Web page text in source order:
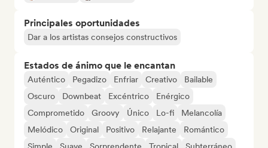
Principales oportunidades
Dar a los artistas consejos constructivos
Estados de ánimo que le encantan
Auténtico Pegadizo Enfriar Creativo
Bailable
Oscuro
Downbeat Excéntrico
Enérgico
Comprometido
Groovy Único Lo-fi
Melancolía
Melódico
Original Positivo Relajante
Romántico